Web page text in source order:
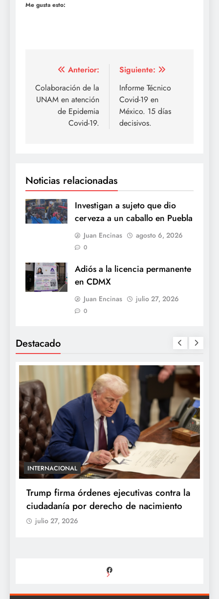
Me gusta esto:
Navegación
de
entradas
Anterior:
Colaboración de la
UNAM en atención
de Epidemia
Covid-19.
Siguiente:
Informe Técnico
Covid-19 en
México. 15 días
decisivos.
Noticias relacionadas
Investigan a sujeto que dio
cerveza a un caballo en Puebla
Juan Encinas agosto 6, 2026
0
Adiós a la licencia permanente
en CDMX
Juan Encinas julio 27, 2026
0
Destacado
INTERNACIONAL
Trump firma órdenes ejecutivas contra la
ciudadanía por derecho de nacimiento
julio 27, 2026